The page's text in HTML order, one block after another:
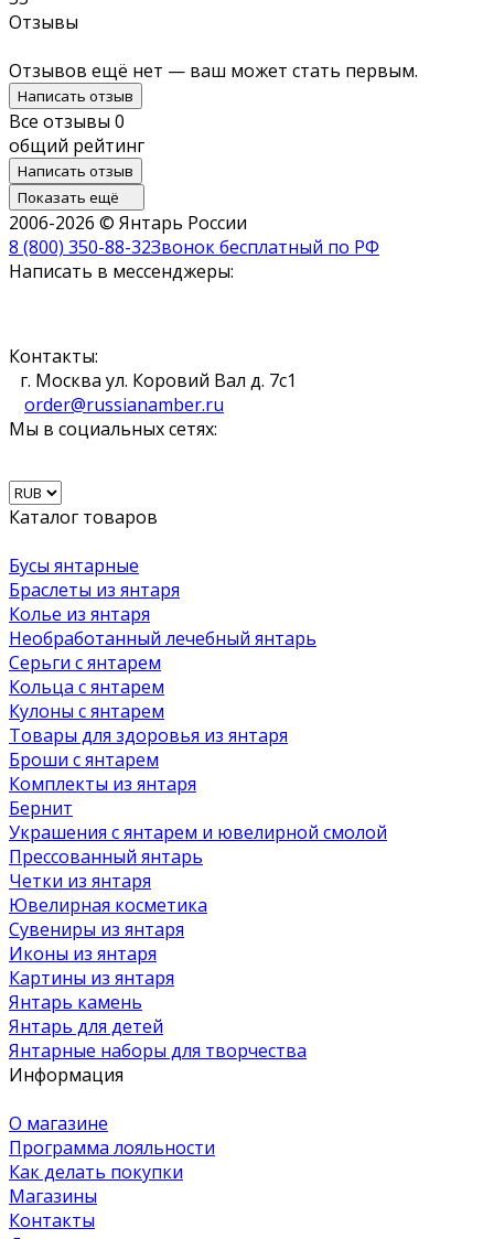
Отзывы
Отзывов ещё нет — ваш может стать первым.
Написать отзыв
Все отзывы 0
общий рейтинг
Написать отзыв
Показать ещё
2006-2026 © Янтарь России
8 (800) 350-88-32Звонок бесплатный по РФ
Написать в мессенджеры:
Контакты:
г. Москва ул. Коровий Вал д. 7с1
order@russianamber.ru
Мы в социальных сетях:
Каталог товаров
Бусы янтарные
Браслеты из янтаря
Колье из янтаря
Необработанный лечебный янтарь
Серьги с янтарем
Кольца с янтарем
Кулоны с янтарем
Товары для здоровья из янтаря
Броши с янтарем
Комплекты из янтаря
Бернит
Украшения с янтарем и ювелирной смолой
Прессованный янтарь
Четки из янтаря
Ювелирная косметика
Сувениры из янтаря
Иконы из янтаря
Картины из янтаря
Янтарь камень
Янтарь для детей
Янтарные наборы для творчества
Информация
О магазине
Программа лояльности
Как делать покупки
Магазины
Контакты